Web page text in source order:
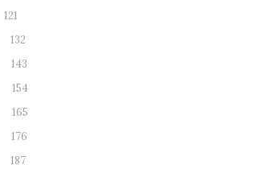
121
132
143
154
165
176
187